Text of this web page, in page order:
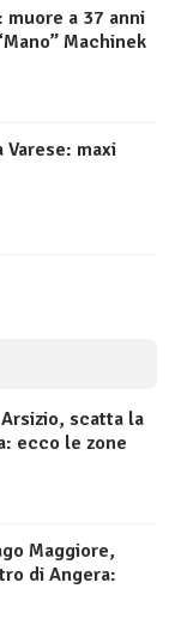
muore a 37 anni
Machinek
maxi
scatta la
ecco le zone
Maggiore,
di Angera: